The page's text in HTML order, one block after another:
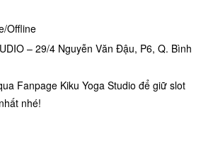
Offline
– 29/4 Nguyễn Văn Đậu, P6, Q. Bình
Fanpage Kiku Yoga Studio để giữ slot
nhé!